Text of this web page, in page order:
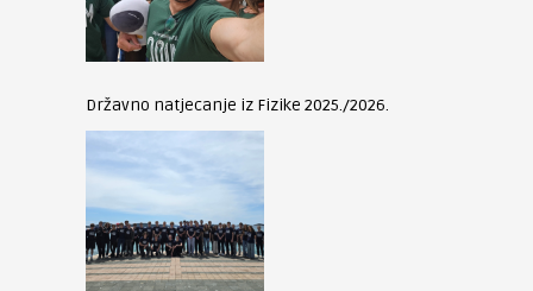
Državno natjecanje iz Fizike 2025./2026.